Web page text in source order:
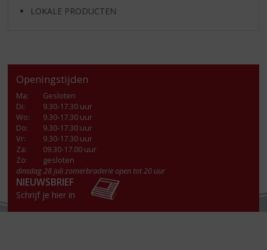
LOKALE PRODUCTEN
Openingstijden
Ma:
Gesloten
Di:
9.30-17.30 uur
Wo:
9.30-17.30 uur
Do:
9.30-17.30 uur
Vr:
9.30-17.30 uur
Za:
09.30-17.00 uur
Zo:
gesloten
dinsdag 28 juli zomerbraderie open tot 20 uur
NIEUWSBRIEF
Schrijf je hier in